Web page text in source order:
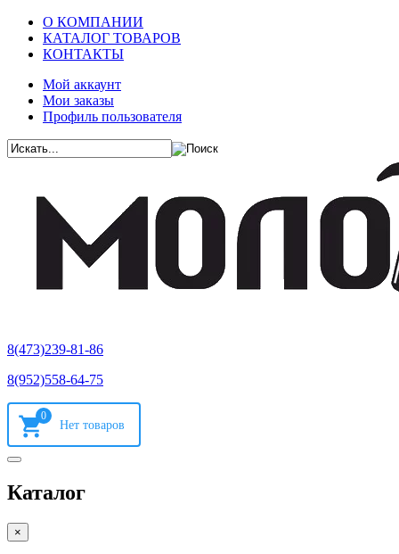
О КОМПАНИИ
КАТАЛОГ ТОВАРОВ
КОНТАКТЫ
Мой аккаунт
Мои заказы
Профиль пользователя
8(473)239-81-86
8(952)558-64-75
0
Каталог
×